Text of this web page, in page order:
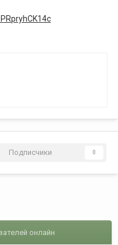
Подписчики 0
онлайн